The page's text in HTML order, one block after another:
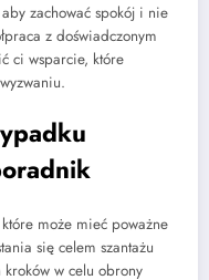
zachować spokój i nie
z doświadczonym
ci wsparcie, które
może mieć poważne
się celem szantażu
w celu obrony